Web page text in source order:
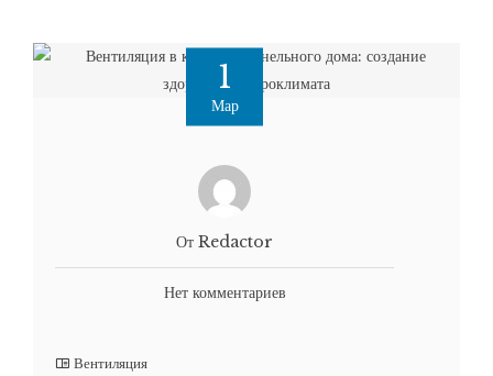
1
Мар
От Redactor
Нет комментариев
Вентиляция